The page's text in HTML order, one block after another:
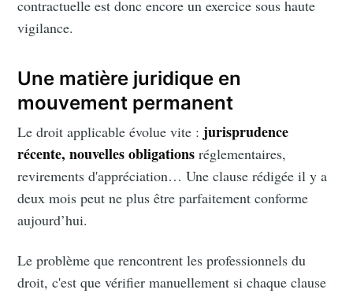
contractuelle est donc encore un exercice sous haute
vigilance.
Une matière juridique en
mouvement permanent
Le droit applicable évolue vite : jurisprudence
récente, nouvelles obligationsréglementaires,
revirements d'appréciation… Une clause rédigée il y a
deux mois peut ne plus être parfaitement conforme
aujourd’hui.
Le problème que rencontrent les professionnels du
droit, c'est que vérifier manuellement si chaque clause